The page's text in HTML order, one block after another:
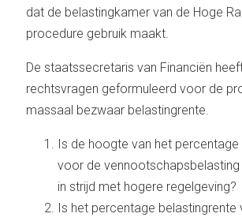
dat de belastingkamer van de Hoge
procedure gebruik maakt.
De staatssecretaris van Financiën
rechtsvragen geformuleerd voor de
massaal bezwaar belastingrente.
Is de hoogte van het
voor de vennootschapsbelasting
in strijd met hogere regelgeving?
Is het percentage belastingrente